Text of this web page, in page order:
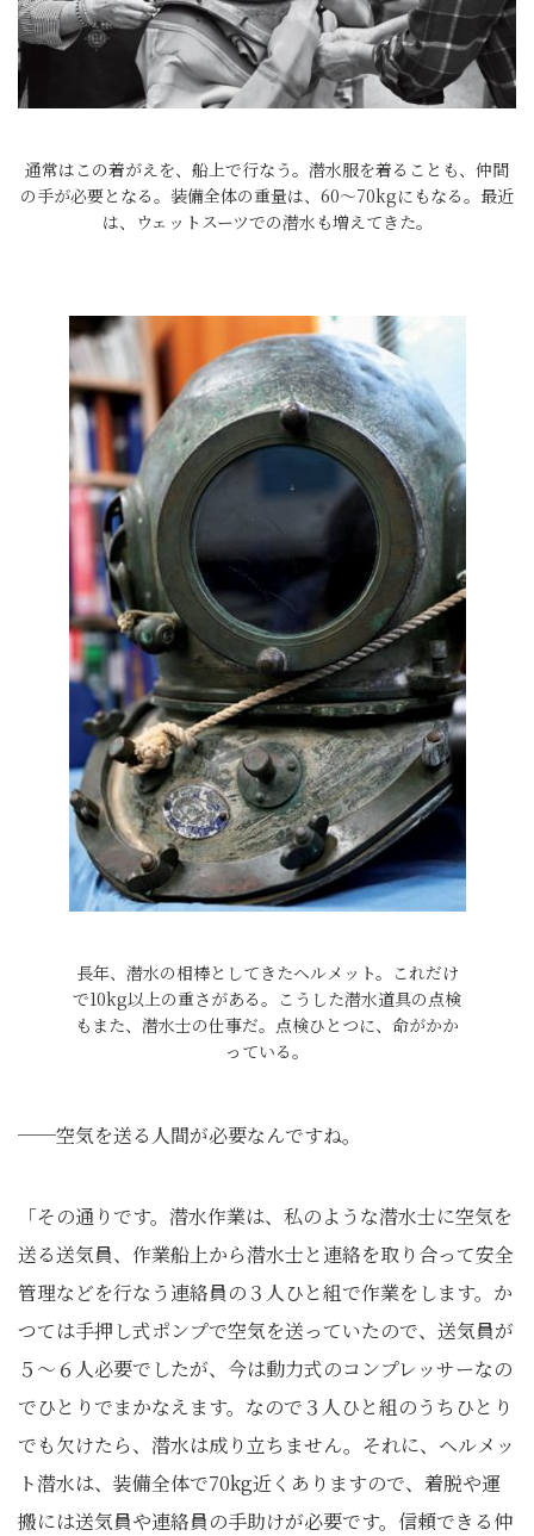
通常はこの着がえを、船上で行なう。潜水服を着ることも、仲間
の手が必要となる。装備全体の重量は、60～70kgにもなる。最近
は、ウェットスーツでの潜水も増えてきた。
長年、潜水の相棒としてきたヘルメット。これだけ
で10kg以上の重さがある。こうした潜水道具の点検
もまた、潜水士の仕事だ。点検ひとつに、命がかか
っている。
──空気を送る人間が必要なんですね。
「その通りです。潜水作業は、私のような潜水士に空気を
送る送気員、作業船上から潜水士と連絡を取り合って安全
管理などを行なう連絡員の３人ひと組で作業をします。か
つては手押し式ポンプで空気を送っていたので、送気員が
５～６人必要でしたが、今は動力式のコンプレッサーなの
でひとりでまかなえます。なので３人ひと組のうちひとり
でも欠けたら、潜水は成り立ちません。それに、ヘルメッ
ト潜水は、装備全体で70kg近くありますので、着脱や運
搬には送気員や連絡員の手助けが必要です。信頼できる仲